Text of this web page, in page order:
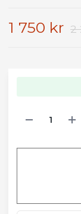
1 750 kr 2